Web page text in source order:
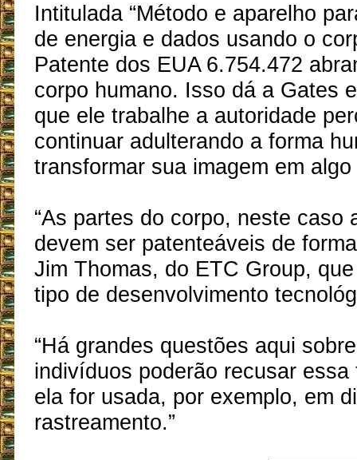
Intitulada “Método e aparelho
de energia e dados usando o
Patente dos EUA 6.754.472
corpo humano. Isso dá a Gates
que ele trabalhe a autoridade
continuar adulterando a forma
transformar sua imagem em
“As partes do corpo, neste caso
devem ser patenteáveis de
Jim Thomas, do ETC Group,
tipo de desenvolvimento
“Há grandes questões aqui
indivíduos poderão recusar essa
ela for usada, por exemplo, em
rastreamento.”